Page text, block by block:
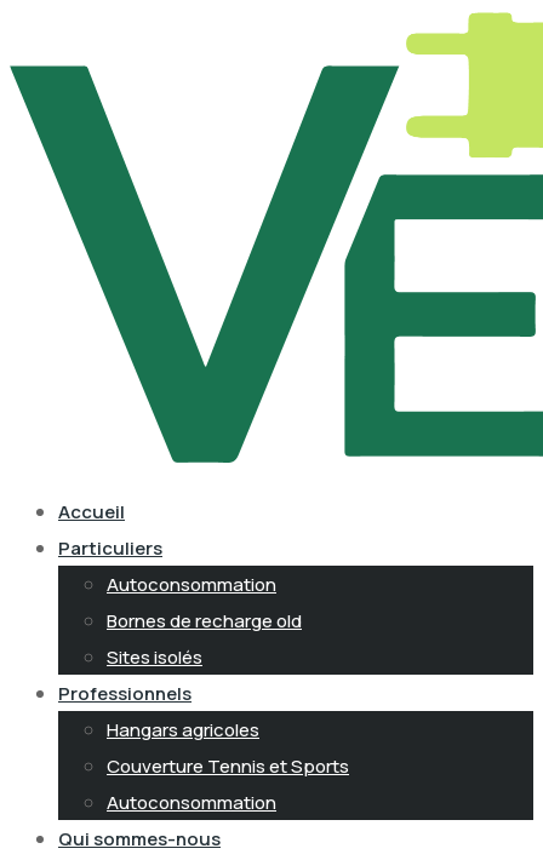
Accueil
Particuliers
Autoconsommation
Bornes de recharge old
Sites isolés
Professionnels
Hangars agricoles
Couverture Tennis et Sports
Autoconsommation
Qui sommes-nous